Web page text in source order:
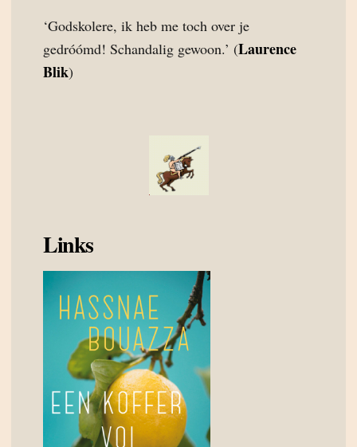
‘Godskolere, ik heb me toch over je
gedróómd! Schandalig gewoon.’ (Laurence
Blik)
Links